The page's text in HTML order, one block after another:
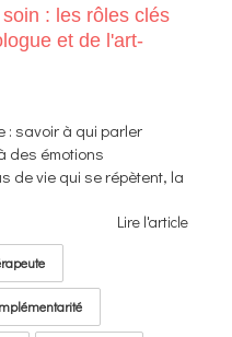
: les rôles clés
et de l'art-
: savoir à qui parler
des émotions
de vie qui se répètent, la
Lire l'article